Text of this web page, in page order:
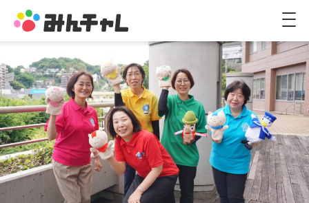
M
N
U